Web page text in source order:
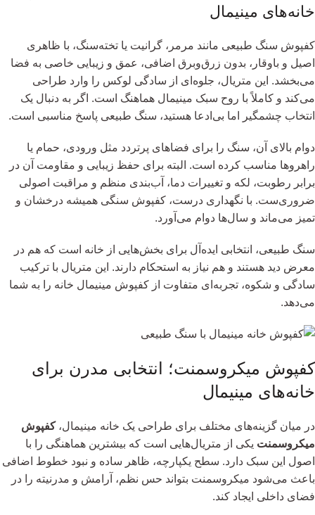
خانه‌های مینیمال
کفپوش سنگ طبیعی مانند مرمر، گرانیت یا تخته‌سنگ، با ظاهری
اصیل و باوقار، بدون زرق‌وبرق اضافی، عمق و زیبایی خاصی به فضا
می‌بخشد. این متریال، جلوه‌ای از سادگی لوکس را وارد طراحی
می‌کند و کاملاً با روح سبک مینیمال هماهنگ است. اگر به دنبال یک
انتخاب چشمگیر اما بی‌ادعا هستید، سنگ طبیعی پاسخ مناسبی است.
دوام بالای آن، سنگ را برای فضاهای پرتردد مثل ورودی، حمام یا
راهروها مناسب کرده است. البته برای حفظ زیبایی و مقاومت آن در
برابر رطوبت، لکه و تغییرات دما، آب‌بندی منظم و مراقبت اصولی
ضروری‌ست. با نگهداری درست، کفپوش سنگی همیشه درخشان و
تمیز می‌ماند و سال‌ها دوام می‌آورد.
سنگ طبیعی، انتخابی ایده‌آل برای بخش‌هایی از خانه است که هم در
معرض دید هستند و هم نیاز به استحکام دارند. این متریال با ترکیب
سادگی و شکوه، تجربه‌ای متفاوت از کفپوش مینیمال خانه را به شما
می‌دهد.
کفپوش میکروسمنت؛ انتخابی مدرن برای
خانه‌های مینیمال
در میان گزینه‌های مختلف برای طراحی یک خانه مینیمال،کفپوش
میکروسمنت یکی از متریال‌هایی است که بیشترین هماهنگی را با
اصول این سبک دارد. سطح یکپارچه، ظاهر ساده و نبود خطوط اضافی
باعث می‌شود میکروسمنت بتواند حس نظم، آرامش و مدرنیته را در
فضای داخلی ایجاد کند.